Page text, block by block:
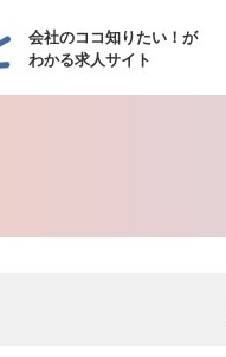
会社のココ知りたい！が
わかる求人サイト